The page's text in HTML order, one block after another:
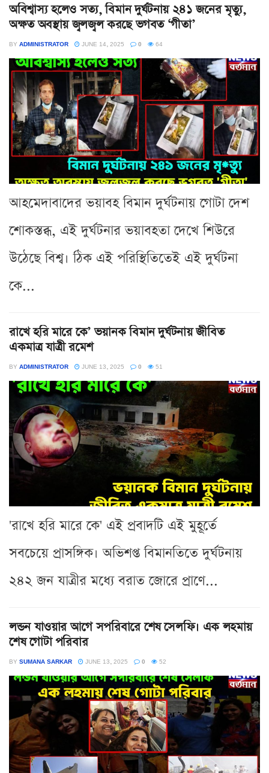
অবিশ্বাস্য হলেও সত্য, বিমান দুর্ঘটনায় ২৪১ জনের মৃত্যু,
অক্ষত অবস্থায় জ্বলজ্বল করছে ভগবত ‘গীতা’
BY ADMINISTRATOR JUNE 14, 2025 0 64
আহমেদাবাদের ভয়াবহ বিমান দুর্ঘটনায় গোটা দেশ
শোকস্তব্ধ, এই দুর্ঘটনার ভয়াবহতা দেখে শিউরে
উঠেছে বিশ্ব। ঠিক এই পরিস্থিতিতেই এই দুর্ঘটনা
কে...
রাখে হরি মারে কে’ ভয়ানক বিমান দুর্ঘটনায় জীবিত
একমাত্র যাত্রী রমেশ
BY ADMINISTRATOR JUNE 13, 2025 0 51
'রাখে হরি মারে কে' এই প্রবাদটি এই মুহূর্তে
সবচেয়ে প্রাসঙ্গিক। অভিশপ্ত বিমানতিতে দুর্ঘটনায়
২৪২ জন যাত্রীর মধ্যে বরাত জোরে প্রাণে...
লন্ডন যাওয়ার আগে সপরিবারে শেষ সেলফি। এক লহমায়
শেষ গোটা পরিবার
BY SUMANA SARKAR JUNE 13, 2025 0 52